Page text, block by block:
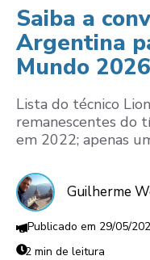
Saiba a
Argentina
Mundo 2026
Lista do técnico
remanescentes do
em 2022; apenas
Guilherme
29/05/
2 min de leitura